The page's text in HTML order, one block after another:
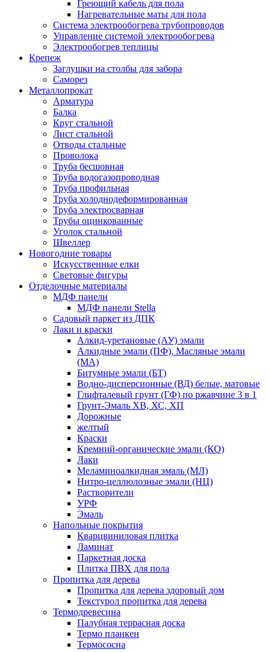
Греющий кабель для пола
Нагревательные маты для пола
Система электрообогрева трубопроводов
Управление системой электрообогрева
Электрообогрев теплицы
Крепеж
Заглушки на столбы для забора
Саморез
Металлопрокат
Арматура
Балка
Круг стальной
Лист стальной
Отводы стальные
Проволока
Труба бесшовная
Труба водогазопроводная
Труба профильная
Труба холоднодеформированная
Труба электросварная
Трубы оцинкованные
Уголок стальной
Швеллер
Новогодние товары
Искусственные елки
Световые фигуры
Отделочные материалы
МДФ панели
МДФ панели Stella
Садовый паркет из ДПК
Лаки и краски
Алкид-уретановые (АУ) эмали
Алкидные эмали (ПФ), Масляные эмали
(МА)
Битумные эмали (БТ)
Водно-дисперсионные (ВД) белые, матовые
Глифталевый грунт (ГФ) по ржавчине 3 в 1
Грунт-Эмаль ХВ, ХС, ХП
Дорожные
желтый
Краски
Кремний-органические эмали (КО)
Лаки
Меламиноалкидная эмаль (МЛ)
Нитро-целлюлозные эмали (НЦ)
Растворители
УРФ
Эмаль
Напольные покрытия
Кварцвиниловая плитка
Ламинат
Паркетная доска
Плитка ПВХ для пола
Пропитка для дерева
Пропитка для дерева здоровый дом
Текстурол пропитка для дерева
Термодревесина
Палубная террасная доска
Термо планкен
Термососна